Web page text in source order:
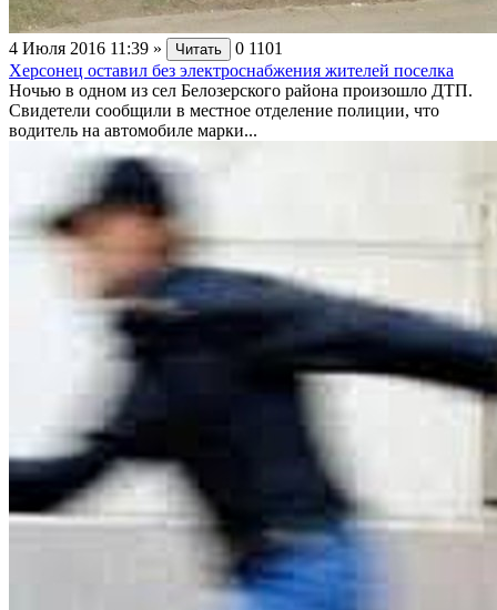
4 Июля 2016 11:39 » Читать 0 1101
Херсонец оставил без электроснабжения жителей поселка
Ночью в одном из сел Белозерского района произошло ДТП.
Свидетели сообщили в местное отделение полиции, что
водитель на автомобиле марки...